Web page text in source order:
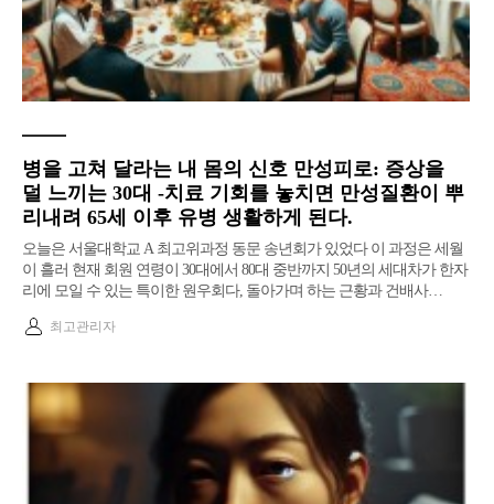
병을 고쳐 달라는 내 몸의 신호 만성피로: 증상을
덜 느끼는 30대 -치료 기회를 놓치면 만성질환이 뿌
리내려 65세 이후 유병 생활하게 된다.
오늘은 서울대학교 A 최고위과정 동문 송년회가 있었다 이 과정은 세월
이 흘러 현재 회원 연령이 30대에서 80대 중반까지 50년의 세대차가 한자
리에 모일 수 있는 특이한 원우회다, 돌아가며 하는 근황과 건배사…
최고관리자